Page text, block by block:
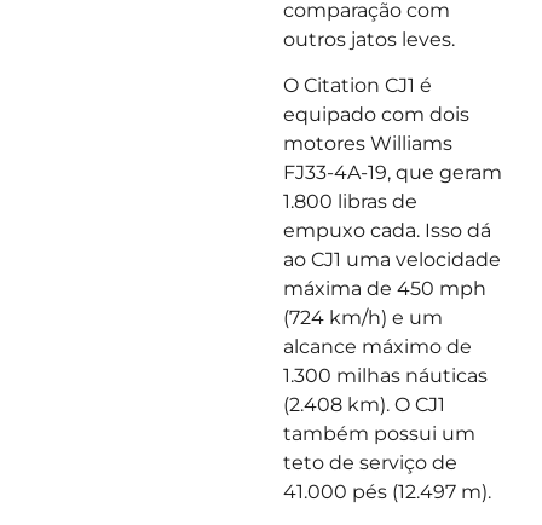
comparação com
outros jatos leves.
O Citation CJ1 é
equipado com dois
motores Williams
FJ33-4A-19, que geram
1.800 libras de
empuxo cada. Isso dá
ao CJ1 uma velocidade
máxima de 450 mph
(724 km/h) e um
alcance máximo de
1.300 milhas náuticas
(2.408 km). O CJ1
também possui um
teto de serviço de
41.000 pés (12.497 m).